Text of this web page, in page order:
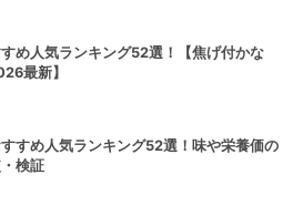
め人気ランキング52選！【焦げ付かな
最新】
すめ人気ランキング52選！味や栄養価の
検証